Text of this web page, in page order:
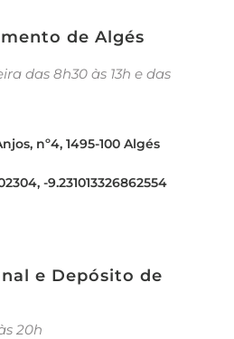
de Algés
das 8h30 às 13h e das
nº4, 1495-100 Algés
-9.231013326862554
e Depósito de
20h